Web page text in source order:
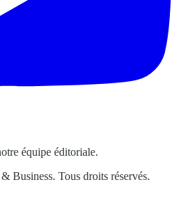
équipe éditoriale.
Business. Tous droits réservés.